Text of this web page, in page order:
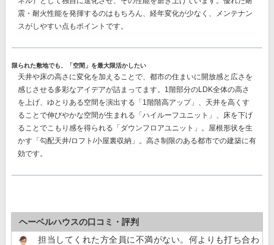
震・耐火性能を発揮するのはもちろん、経年変化が少なく、メンテナン
スがしやすい点もポイントです。
限られた敷地でも、「空間」を最大限活かしたい
天井や床の高さに変化を加えることで、都市の住まいに開放感と広さを
感じさせる多彩なアイデアが詰まってます。1階部分のLDK全体の高さ
を上げ、ゆとりある空間を演出する「1階階高アップ」、天井を高くす
ることで伸びやかな空間が生まれる「ハイルーフユニット」、床を下げ
ることでこもり感を得られる「ダウンフロアユニット」。屋根形状を生
かす「勾配天井/ロフト/小屋裏収納」。高さ制限のある都市での建築に有
効です。
ヘーベルハウスの口コミ・評判
担当してくれた方全員に不満がない。何よりも打ち合わ